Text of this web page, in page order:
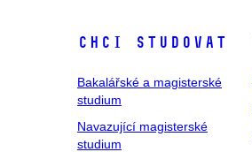
Chci studovat
Bakalářské a magisterské
studium
Navazující magisterské
studium